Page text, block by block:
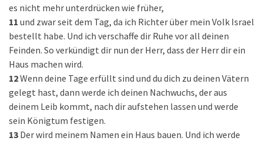
es nicht mehr unterdrücken wie früher,
11 und zwar seit dem Tag, da ich Richter über mein Volk Israel
bestellt habe. Und ich verschaffe dir Ruhe vor all deinen
Feinden. So verkündigt dir nun der Herr, dass der Herr dir ein
Haus machen wird.
12Wenn deine Tage erfüllt sind und du dich zu deinen Vätern
gelegt hast, dann werde ich deinen Nachwuchs, der aus
deinem Leib kommt, nach dir aufstehen lassen und werde
sein Königtum festigen.
13 Der wird meinem Namen ein Haus bauen. Und ich werde